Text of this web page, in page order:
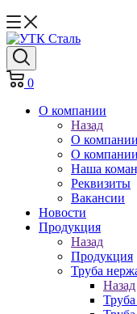
0
О компании
Назад
О компании
О компании
Наша
Реквизиты
Вакансии
Новости
Продукция
Назад
Продукция
Труба
Назад